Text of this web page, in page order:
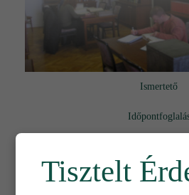
Ismertető
Helytörténeti kutatók
Tisztelt